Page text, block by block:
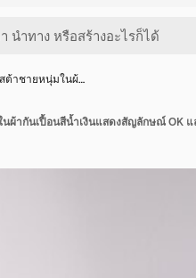
ต้าชายหนุ่มในผ้…